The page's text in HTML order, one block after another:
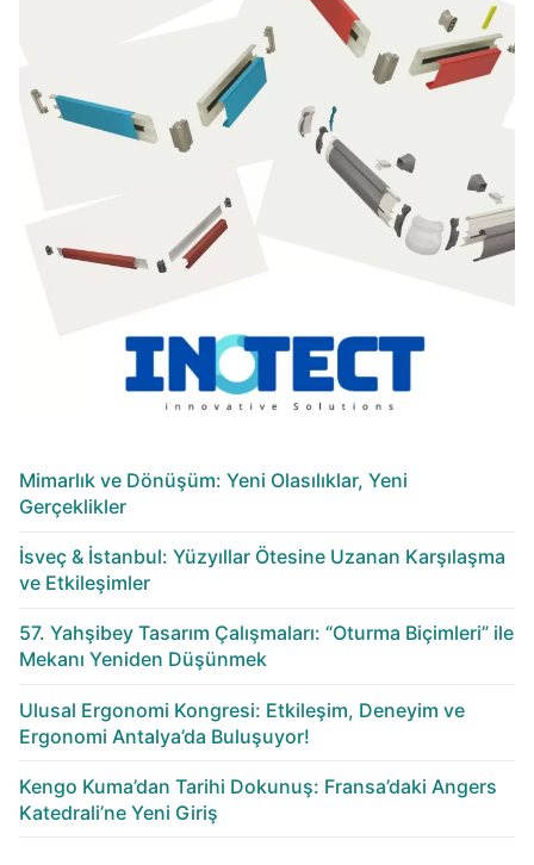
Mimarlık ve Dönüşüm: Yeni Olasılıklar, Yeni
Gerçeklikler
İsveç & İstanbul: Yüzyıllar Ötesine Uzanan Karşılaşma
ve Etkileşimler
57. Yahşibey Tasarım Çalışmaları: “Oturma Biçimleri” ile
Mekanı Yeniden Düşünmek
Ulusal Ergonomi Kongresi: Etkileşim, Deneyim ve
Ergonomi Antalya’da Buluşuyor!
Kengo Kuma’dan Tarihi Dokunuş: Fransa’daki Angers
Katedrali’ne Yeni Giriş